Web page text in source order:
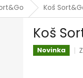
Koš
Koš
Novinka